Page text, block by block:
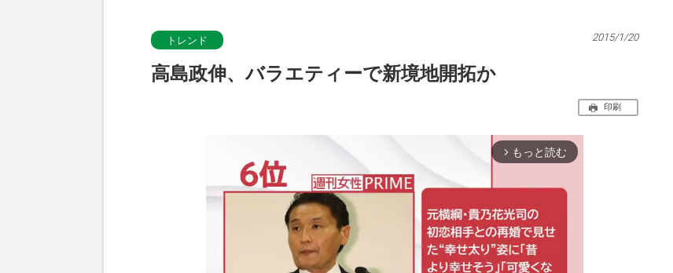
トレンド 2015/1/20
高島政伸、バラエティーで新境地開拓か
印刷
arrow_forward_ios もっと読む